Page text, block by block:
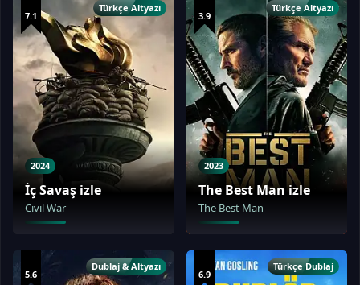
7.1
Türkçe Altyazı
2024
İç Savaş izle
Civil War
3.9
Türkçe Altyazı
2023
The Best Man izle
The Best Man
5.6
Dublaj & Altyazı
6.9
Türkçe Dublaj